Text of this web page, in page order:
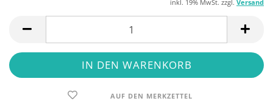
inkl. 19% MwSt. zzgl. Versand
AUF DEN MERKZETTEL